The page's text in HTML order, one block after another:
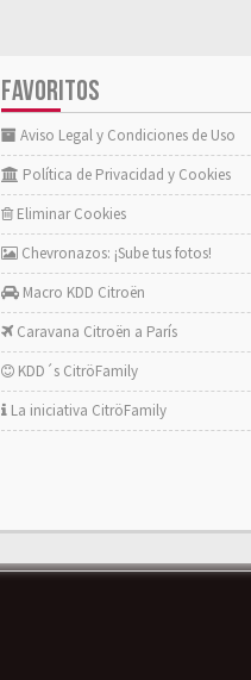
FAVORITOS
Aviso Legal y Condiciones de Uso
Política de Privacidad y Cookies
Eliminar Cookies
Chevronazos: ¡Sube tus fotos!
Macro KDD Citroën
Caravana Citroën a París
KDD´s CitröFamily
La iniciativa CitröFamily